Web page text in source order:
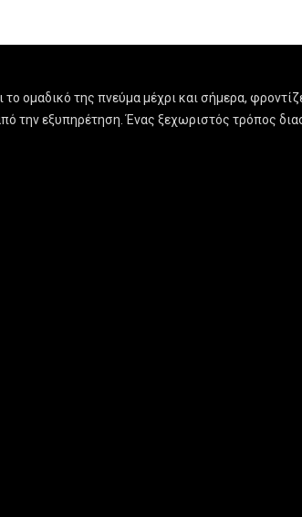
της πνεύμα μέχρι και σήμερα,
την εξυπηρέτηση. Ένας ξεχωριστός τρόπος